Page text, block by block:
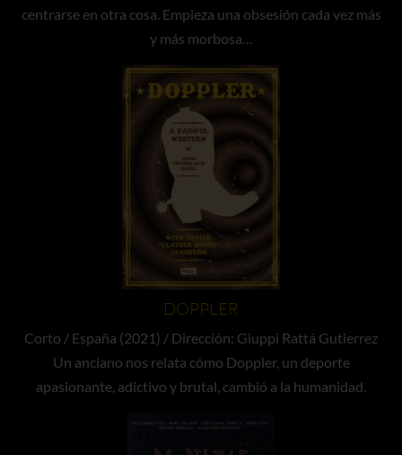
centrarse en otra cosa. Empieza una obsesión cada vez más
y más morbosa…
DOPPLER
Corto / España (2021) / Dirección: Giuppi Rattá Gutierrez
Un anciano nos relata cómo Doppler, un deporte
apasionante, adictivo y brutal, cambió a la humanidad.